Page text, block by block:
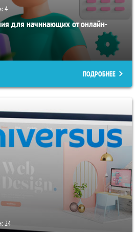
4
для начинающих от онлайн-
ПОДРОБНЕЕ
24